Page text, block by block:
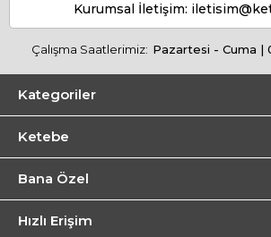
Kurumsal İletişim:
Çalışma Saatlerimiz: Pazartesi - Cuma |
Kategoriler
Ketebe
Bana Özel
Hızlı Erişim